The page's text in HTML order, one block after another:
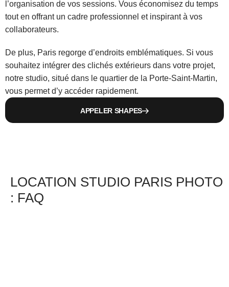
l’organisation de vos sessions. Vous économisez du temps
tout en offrant un cadre professionnel et inspirant à vos
collaborateurs.
De plus, Paris regorge d’endroits emblématiques. Si vous
souhaitez intégrer des clichés extérieurs dans votre projet,
notre studio, situé dans le quartier de la Porte-Saint-Martin,
vous permet d’y accéder rapidement.
APPELER SHAPES
LOCATION STUDIO PARIS PHOTO
: FAQ